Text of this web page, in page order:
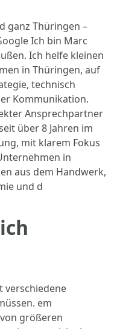
ganz Thüringen –
Ich bin Marc
Ich helfe kleinen
in Thüringen, auf
technisch
Kommunikation.
Ansprechpartner
über 8 Jahren im
mit klarem Fokus
in
aus dem Handwerk,
und d
verschiedene
em
größeren